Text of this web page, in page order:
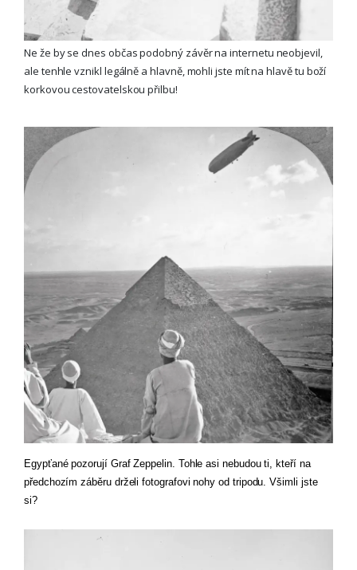
Ne že by se dnes občas podobný závěr na internetu neobjevil,
ale tenhle vznikl legálně a hlavně, mohli jste mít na hlavě tu boží
korkovou cestovatelskou přilbu!
Egypťané pozorují Graf Zeppelin. Tohle asi nebudou ti, kteří na
předchozím záběru drželi fotografovi nohy od tripodu. Všimli jste
si?